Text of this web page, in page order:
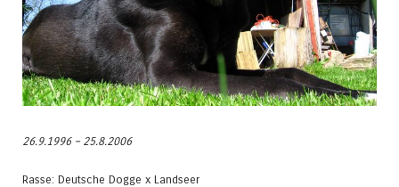
26.9.1996 – 25.8.2006
Rasse: Deutsche Dogge x Landseer